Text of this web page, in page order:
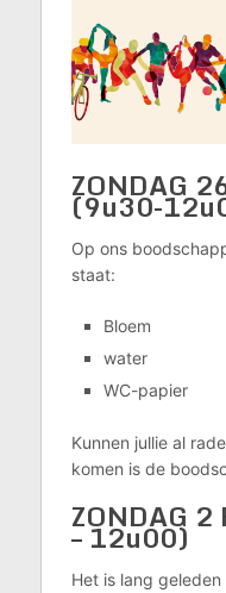
ZONDAG
(9u30-
Op ons
staat:
Bloem
water
WC-papier
Kunnen jullie al
komen is de
ZONDAG
– 12u00)
Het is lang